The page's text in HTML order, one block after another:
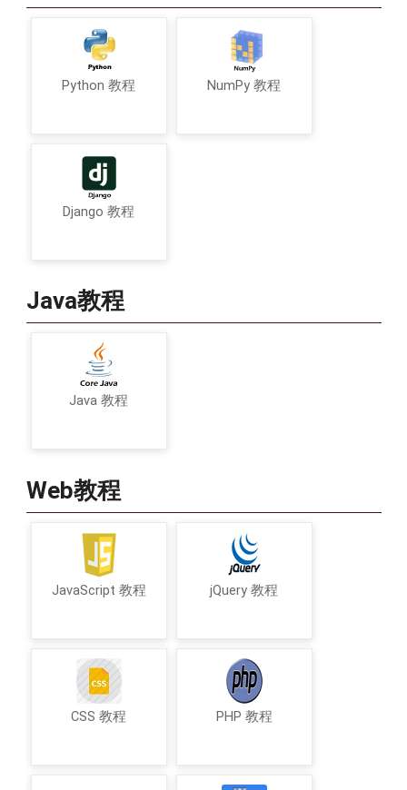
Python 教程 NumPy 教程
Django 教程
Java教程
Java 教程
Web教程
JavaScript 教程 jQuery 教程
CSS 教程 PHP 教程